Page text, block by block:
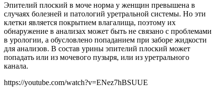
Эпителий плоский в моче норма у женщин превышена в
случаях болезней и патологий уретральной системы. Но эти
клетки является покрытием влагалища, поэтому их
обнаружение в анализах может быть не связано с проблемами
в урологии, а обусловлено попаданием при заборе жидкости
для анализов. В состав урины эпителий плоский может
попадать или из мочевого пузыря, или из уретрального
канала.
https://youtube.com/watch?v=ENez7hBSUUE